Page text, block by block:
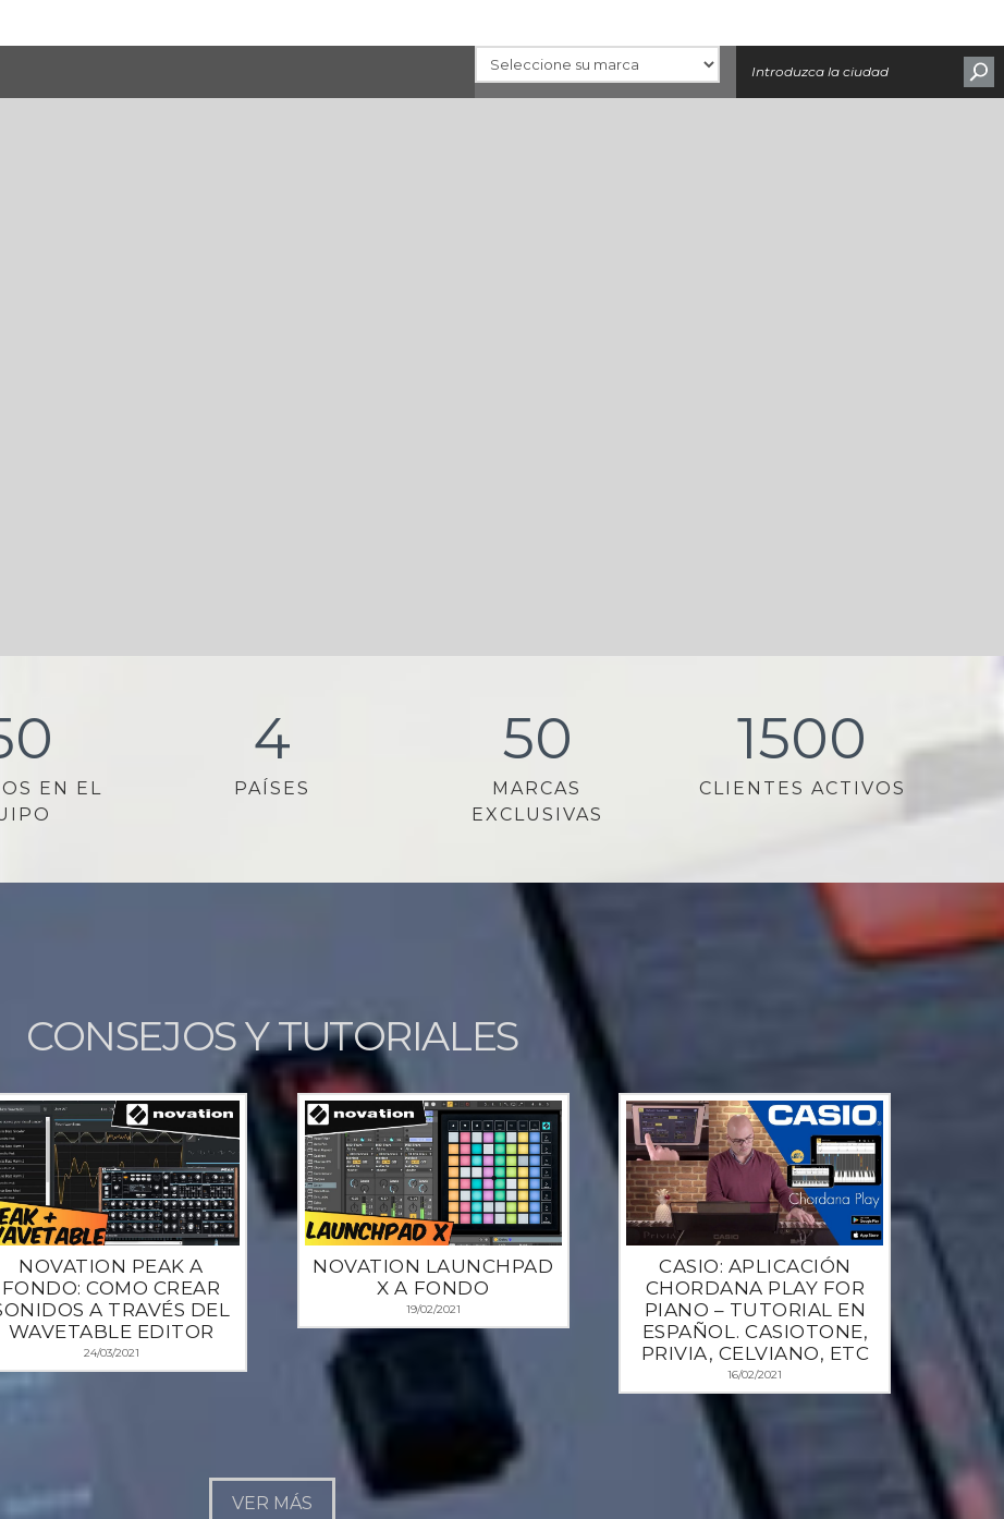
EN EL
4
PAÍSES
50
MARCAS
EXCLUSIVAS
1500
CLIENTES ACTIVOS
CONSEJOS Y TUTORIALES
NOVATION PEAK A
FONDO: COMO CREAR
A TRAVÉS DEL
WAVETABLE EDITOR
24/03/2021
NOVATION LAUNCHPAD
X A FONDO
19/02/2021
CASIO: APLICACIÓN
CHORDANA PLAY FOR
PIANO – TUTORIAL EN
ESPAÑOL. CASIOTONE,
PRIVIA, CELVIANO, ETC
16/02/2021
VER MÁS